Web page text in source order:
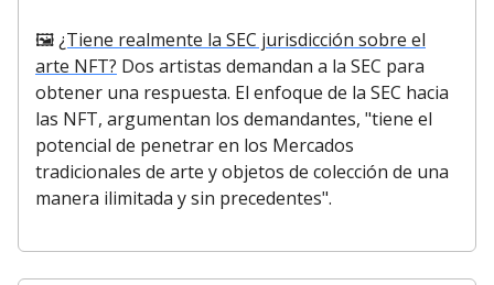
🖼️¿Tiene realmente la SEC jurisdicción sobre el
arte NFT? Dos artistas demandan a la SEC para
obtener una respuesta. El enfoque de la SEC hacia
las NFT, argumentan los demandantes, "tiene el
potencial de penetrar en los Mercados
tradicionales de arte y objetos de colección de una
manera ilimitada y sin precedentes".